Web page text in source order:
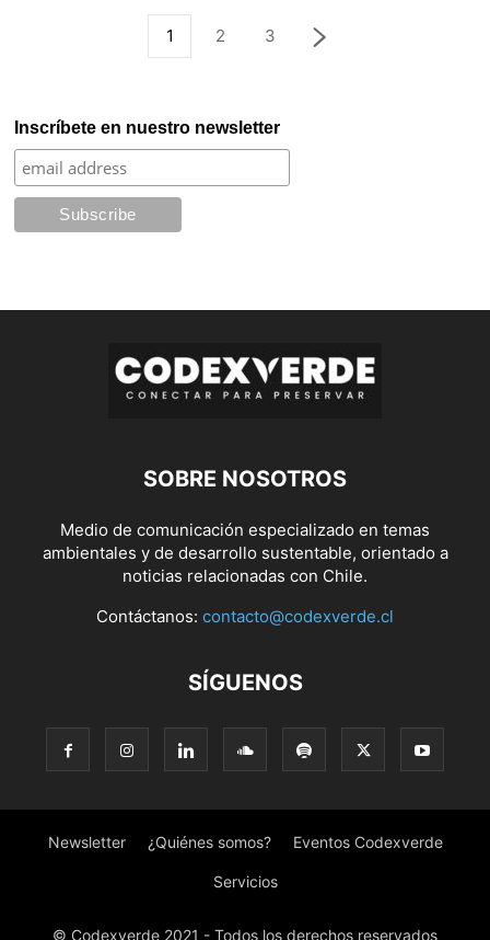
1 2 3
Inscríbete en nuestro newsletter
SOBRE NOSOTROS
Medio de comunicación especializado en temas
ambientales y de desarrollo sustentable, orientado a
noticias relacionadas con Chile.
Contáctanos: contacto@codexverde.cl
SÍGUENOS
Newsletter ¿Quiénes somos? Eventos Codexverde
Servicios
© Codexverde 2021 - Todos los derechos reservados